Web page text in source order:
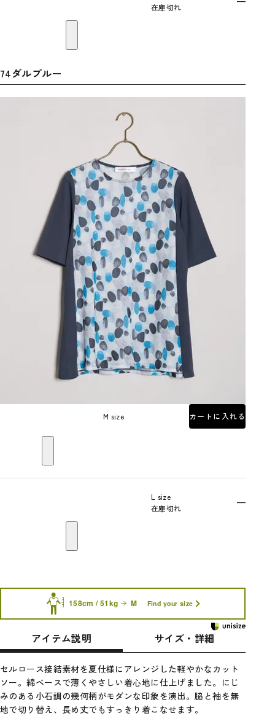
在庫切れ
74ダルブルー
M size カートに入れる
L size
在庫切れ
—
158cm / 51kg M Find your size
アイテム説明 サイズ・詳細
セルロース接結素材を夏仕様にアレンジした軽やかなカット
ソー。綿ベースで薄くやさしい着心地に仕上げました。にじ
みのある小石調の幾何柄がモダンな印象を演出。脇と袖を無
地で切り替え、長め丈でもすっきり着こなせます。